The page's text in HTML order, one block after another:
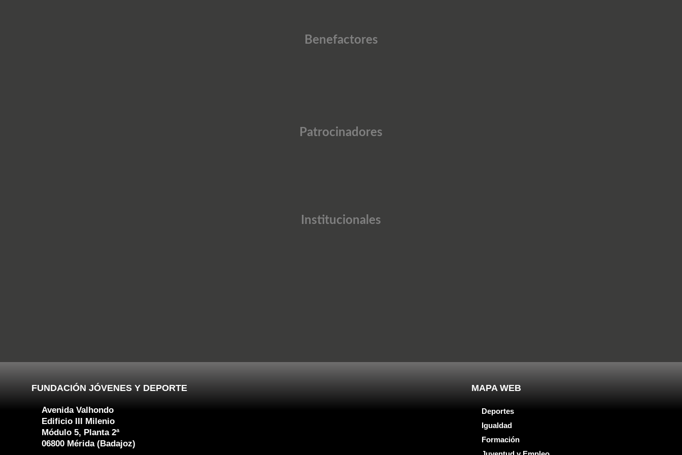
Benefactores
Patrocinadores
Institucionales
FUNDACIÓN JÓVENES Y DEPORTE
Avenida Valhondo
Edificio III Milenio
Módulo 5, Planta 2ª
06800 Mérida (Badajoz)
MAPA WEB
Deportes
Igualdad
Formación